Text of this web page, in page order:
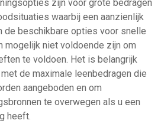
zijn voor grote bedragen
waarbij een aanzienlijk
de beschikbare opties voor snelle
mogelijk niet voldoende zijn om
te voldoen. Het is belangrijk
de maximale leenbedragen die
aangeboden en om
te overwegen als u een
heeft.